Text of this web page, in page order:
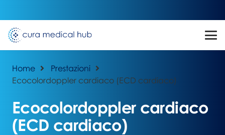
Home
Prestazioni
Ecocolordoppler cardiaco (ECD cardiaco)
Ecocolordoppler cardiaco
(ECD cardiaco)